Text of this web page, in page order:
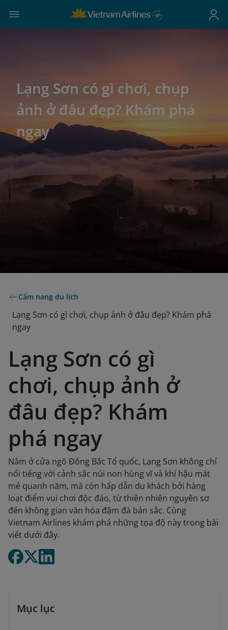
Lạng Sơn có gì chơi, chụp
ảnh ở đâu đẹp? Khám phá
ngay
Cẩm nang du lịch
Lạng Sơn có gì chơi, chụp ảnh ở đâu đẹp? Khám phá
ngay
Lạng Sơn có gì
chơi, chụp ảnh ở
đâu đẹp? Khám
phá ngay
Nằm ở cửa ngõ Đông Bắc Tổ quốc, Lạng Sơn không chỉ
nổi tiếng với cảnh sắc núi non hùng vĩ và khí hậu mát
mẻ quanh năm, mà còn hấp dẫn du khách bởi hàng
loạt điểm vui chơi độc đáo, từ thiên nhiên nguyên sơ
đến không gian văn hóa đậm đà bản sắc. Cùng
Vietnam Airlines khám phá những tọa độ này trong bài
viết dưới đây.
Mục lục